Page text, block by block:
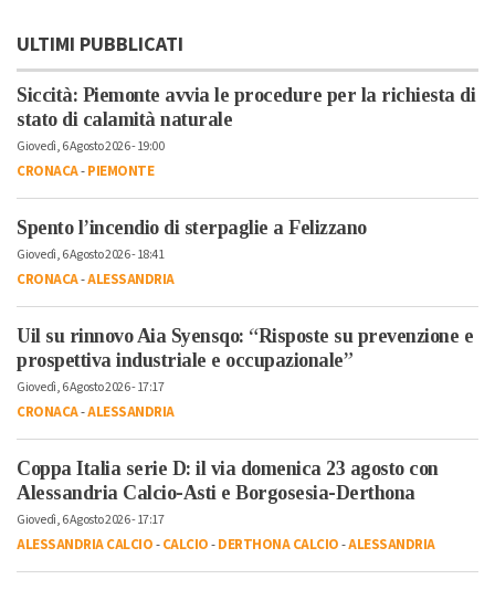
ULTIMI PUBBLICATI
Siccità: Piemonte avvia le procedure per la richiesta di
stato di calamità naturale
Giovedì, 6 Agosto 2026 - 19:00
CRONACA-PIEMONTE
Spento l’incendio di sterpaglie a Felizzano
Giovedì, 6 Agosto 2026 - 18:41
CRONACA-ALESSANDRIA
Uil su rinnovo Aia Syensqo: “Risposte su prevenzione e
prospettiva industriale e occupazionale”
Giovedì, 6 Agosto 2026 - 17:17
CRONACA-ALESSANDRIA
Coppa Italia serie D: il via domenica 23 agosto con
Alessandria Calcio-Asti e Borgosesia-Derthona
Giovedì, 6 Agosto 2026 - 17:17
ALESSANDRIA CALCIO-CALCIO-DERTHONA CALCIO-ALESSANDRIA